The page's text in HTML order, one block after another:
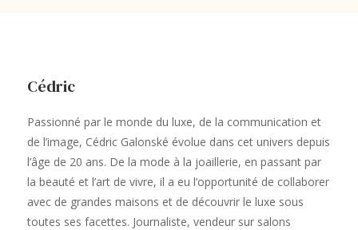
Cédric
Passionné par le monde du luxe, de la communication et
de l’image, Cédric Galonské évolue dans cet univers depuis
l’âge de 20 ans. De la mode à la joaillerie, en passant par
la beauté et l’art de vivre, il a eu l’opportunité de collaborer
avec de grandes maisons et de découvrir le luxe sous
toutes ses facettes. Journaliste, vendeur sur salons